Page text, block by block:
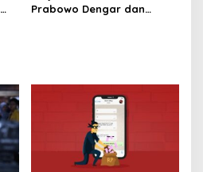
Berkesinambungan
Prabowo Dengar dan